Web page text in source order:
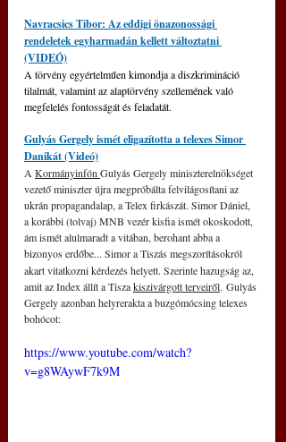
Navracsics Tibor: Az eddigi önazonossági
rendeletek egyharmadán kellett változtatni
(VIDEÓ)
A törvény egyértelműen kimondja a diszkrimináció
tilalmát, valamint az alaptörvény szellemének való
megfelelés fontosságát és feladatát.
Gulyás Gergely ismét eligazította a telexes Simor
Danikát (Videó)
A Kormányinfón Gulyás Gergely miniszterelnökséget
vezető miniszter újra megpróbálta felvilágosítani az
ukrán propagandalap, a Telex firkászát. Simor Dániel,
a korábbi (tolvaj) MNB vezér kisfia ismét okoskodott,
ám ismét alulmaradt a vitában, berohant abba a
bizonyos erdőbe... Simor a Tiszás megszorításokról
akart vitatkozni kérdezés helyett. Szerinte hazugság az,
amit az Index állít a Tisza kiszivárgott terveiről. Gulyás
Gergely azonban helyrerakta a buzgómócsing telexes
bohócot:
https://www.youtube.com/watch?
v=g8WAywF7k9M